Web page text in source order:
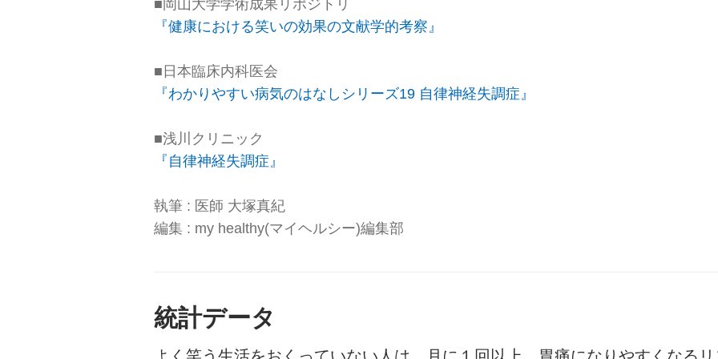
■岡山大学学術成果リポジトリ
『健康における笑いの効果の文献学的考察』
■日本臨床内科医会
『わかりやすい病気のはなしシリーズ19 自律神経失調症』
■浅川クリニック
『自律神経失調症』
執筆 : 医師 大塚真紀
編集 : my healthy(マイヘルシー)編集部
統計データ